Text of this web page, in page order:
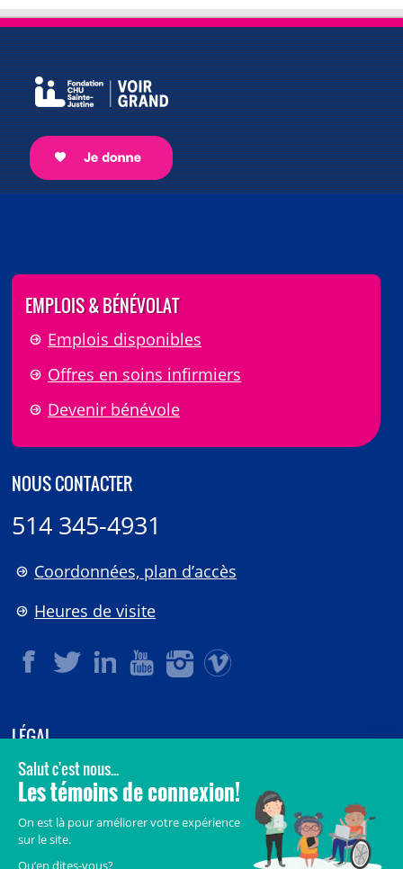
EMPLOIS & BÉNÉVOLAT
Emplois disponibles
Offres en soins infirmiers
Devenir bénévole
NOUS CONTACTER
514 345-4931
Coordonnées, plan d’accès
Heures de visite
LÉGAL
© 2006-2026CHU Sainte-Justine.
Tous droits réservés.
Crédits
Accès aux documents des organismes publics